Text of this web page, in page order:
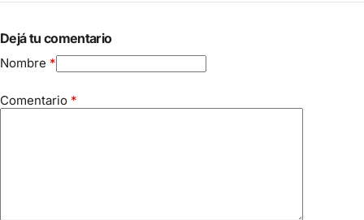
Dejá tu comentario
Nombre *
Comentario *